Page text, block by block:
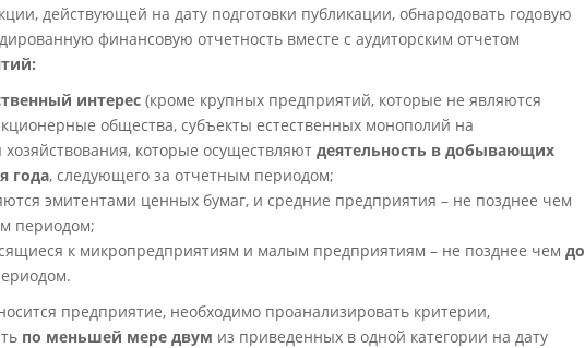
действующей на дату подготовки публикации, обнародовать годовую
финансовую отчетность вместе с аудиторским отчетом
интерес (кроме крупных предприятий, которые не являются
общества, субъекты естественных монополий на
которые осуществляют деятельность в добывающих
года, следующего за отчетным периодом;
эмитентами ценных бумаг, и средние предприятия – не позднее чем
периодом;
к микропредприятиям и малым предприятиям – не позднее чем до
предприятие, необходимо проанализировать критерии,
по меньшей мере двум из приведенных в одной категории на дату